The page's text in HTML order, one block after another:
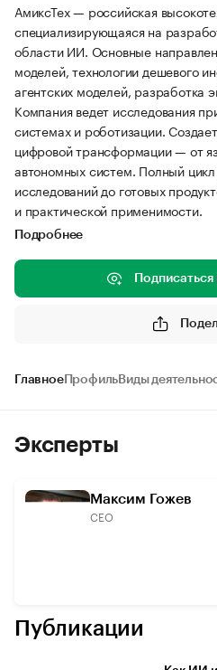
АмиксТех — российская
специализирующаяся на
области ИИ. Основные
моделей, технологии дешевого
агентских моделей, разработка
Компания ведет исследования
системах и роботизации.
цифровой трансформации — от
автономных систем. Полный
исследований до готовых
и практической применимости.
Подробнее
ГлавноеПрофиль Виды
Эксперты
Максим Гожев
CEO
Публикации